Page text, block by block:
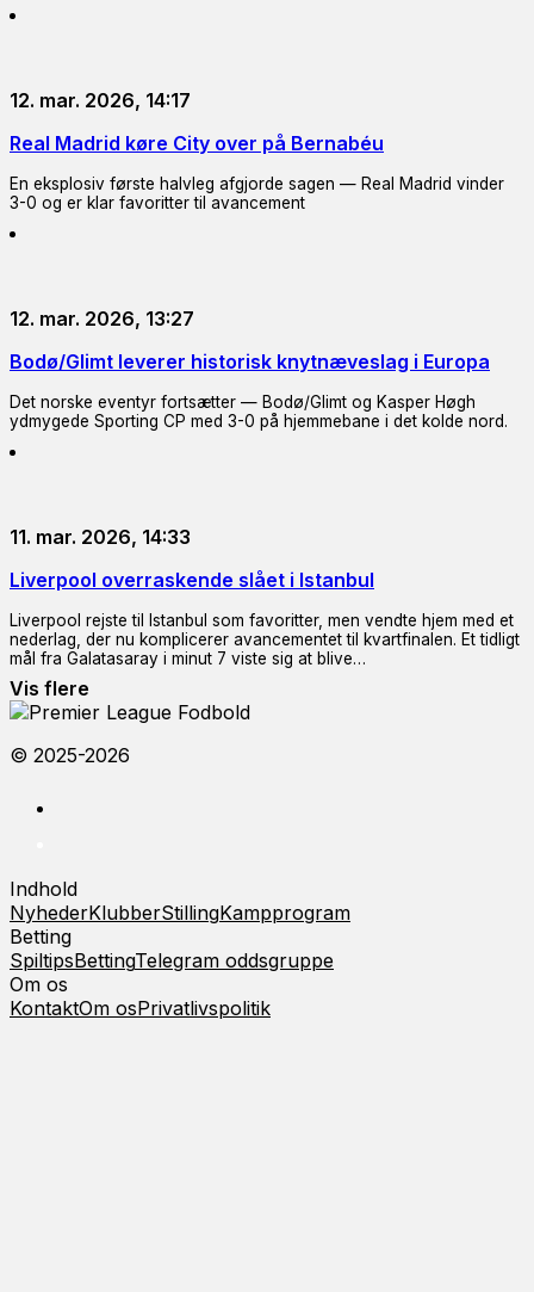
12. mar. 2026, 14:17
Real Madrid køre City over på Bernabéu
En eksplosiv første halvleg afgjorde sagen — Real Madrid vinder
3-0 og er klar favoritter til avancement
12. mar. 2026, 13:27
Bodø/Glimt leverer historisk knytnæveslag i Europa
Det norske eventyr fortsætter — Bodø/Glimt og Kasper Høgh
ydmygede Sporting CP med 3-0 på hjemmebane i det kolde nord.
11. mar. 2026, 14:33
Liverpool overraskende slået i Istanbul
Liverpool rejste til Istanbul som favoritter, men vendte hjem med et
nederlag, der nu komplicerer avancementet til kvartfinalen. Et tidligt
mål fra Galatasaray i minut 7 viste sig at blive…
Vis flere
© 2025-2026
Indhold
NyhederKlubberStillingKampprogram
Betting
SpiltipsBettingTelegram oddsgruppe
Om os
KontaktOm osPrivatlivspolitik